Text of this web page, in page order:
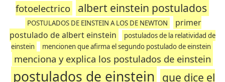
fotoelectrico
albert einstein postulados
POSTULADOS DE EINSTEIN A LOS DE NEWTON
primer
postulado de albert einstein
postulados de la relatividad de
einstein
mencionen que afirma el segundo postulado de einstein
menciona y explica los postulados de einstein
postulados de einstein que dice el